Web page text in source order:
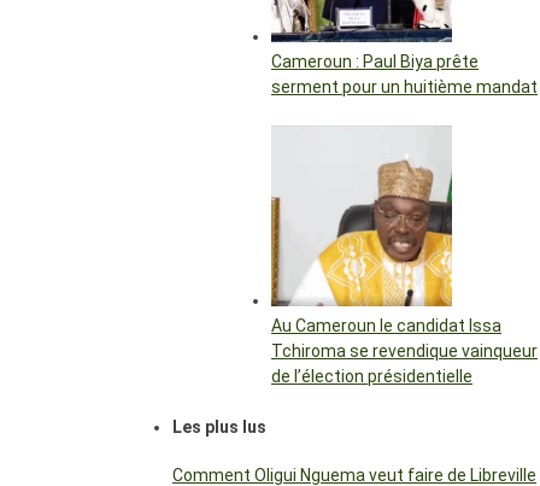
Cameroun : Paul Biya prête
serment pour un huitième mandat
Au Cameroun le candidat Issa
Tchiroma se revendique vainqueur
de l’élection présidentielle
Les plus lus
Comment Oligui Nguema veut faire de Libreville